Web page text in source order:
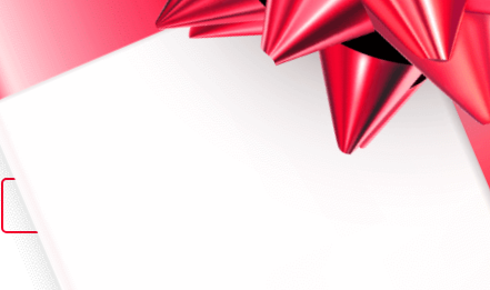
ПРОЕЗД
ДО АВТОСАЛОНА